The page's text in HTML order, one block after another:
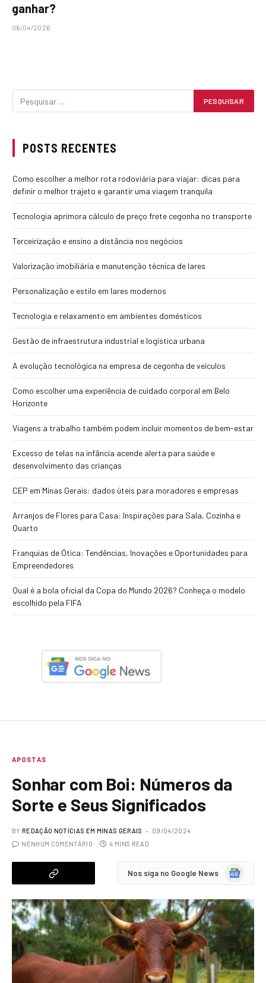
ganhar?
06/04/2026
POSTS RECENTES
Como escolher a melhor rota rodoviária para viajar: dicas para
definir o melhor trajeto e garantir uma viagem tranquila
Tecnologia aprimora cálculo de preço frete cegonha no transporte
Terceirização e ensino a distância nos negócios
Valorização imobiliária e manutenção técnica de lares
Personalização e estilo em lares modernos
Tecnologia e relaxamento em ambientes domésticos
Gestão de infraestrutura industrial e logística urbana
A evolução tecnológica na empresa de cegonha de veículos
Como escolher uma experiência de cuidado corporal em Belo
Horizonte
Viagens a trabalho também podem incluir momentos de bem-estar
Excesso de telas na infância acende alerta para saúde e
desenvolvimento das crianças
CEP em Minas Gerais: dados úteis para moradores e empresas
Arranjos de Flores para Casa: Inspirações para Sala, Cozinha e
Quarto
Franquias de Ótica: Tendências, Inovações e Oportunidades para
Empreendedores
Qual é a bola oficial da Copa do Mundo 2026? Conheça o modelo
escolhido pela FIFA
APOSTAS
Sonhar com Boi: Números da
Sorte e Seus Significados
BY REDAÇÃO NOTÍCIAS EM MINAS GERAIS
09/04/2024
NENHUM COMENTÁRIO
4 MINS READ
Nos siga no Google News
Google